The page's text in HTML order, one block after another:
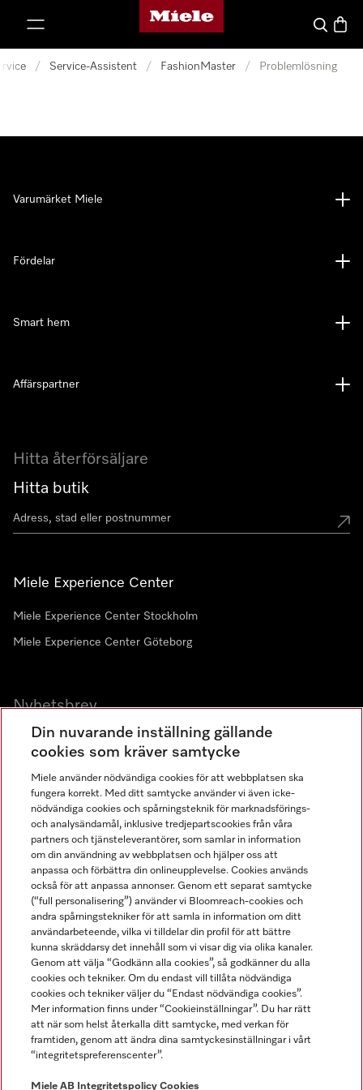
Mieles hemsida
Sök
/ Service-Assistent / FashionMaster / Problemlösning
Hitta återförsäljare
Hitta butik
Miele Experience Center
Miele Experience Center Stockholm
Miele Experience Center Göteborg
Nyhetsbrev
Gå med i vår gemenskap
Varumärket Miele
Fördelar
Smart hem
Affärspartner
Miele AB
Allmänna villkor
Användarvillkor
Miele tillgänglighetsförklaring
Lagen om digitala tjänster
Miele på LinkedIn
Miele på Facebook
Miele på Instagram
Miele på Youtube
Din nuvarande inställning gällande
cookies som kräver samtycke
Miele använder nödvändiga cookies för att webbplatsen ska
fungera korrekt. Med ditt samtycke använder vi även icke-
nödvändiga cookies och spårningsteknik för marknadsförings-
och analysändamål, inklusive tredjepartscookies från våra
partners och tjänsteleverantörer, som samlar in information
om din användning av webbplatsen och hjälper oss att
anpassa och förbättra din onlineupplevelse. Cookies används
också för att anpassa annonser. Genom ett separat samtycke
(“full personalisering”) använder vi Bloomreach-cookies och
andra spårningstekniker för att samla in information om ditt
användarbeteende, vilka vi tilldelar din profil för att bättre
kunna skräddarsy det innehåll som vi visar dig via olika kanaler.
Genom att välja “Godkänn alla cookies”, så godkänner du alla
cookies och tekniker. Om du endast vill tillåta nödvändiga
cookies och tekniker väljer du “Endast nödvändiga cookies”.
Mer information finns under “Cookieinställningar”. Du har rätt
att när som helst återkalla ditt samtycke, med verkan för
framtiden, genom att ändra dina samtyckesinställningar i vårt
“integritetspreferenscenter”.
Miele AB Integritetspolicy Cookies